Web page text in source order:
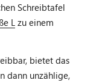
Schreibtafel
L zu einem
bietet das
dann unzählige,